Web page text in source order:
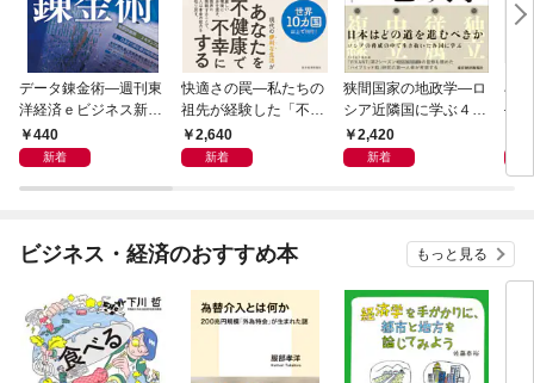
データ錬金術―週刊東
洋経済ｅビジネス新書
Ｎo.493
440
新着
快適さの罠―私たちの
祖先が経験した「不快
さ」が人生を充実させ
る
2,640
新着
狭間国家の地政学―ロ
シア近隣国に学ぶ４つ
の生き残り戦略
2,420
新着
石
―大
２
ビジネス・経済のおすすめ本 もっと見る